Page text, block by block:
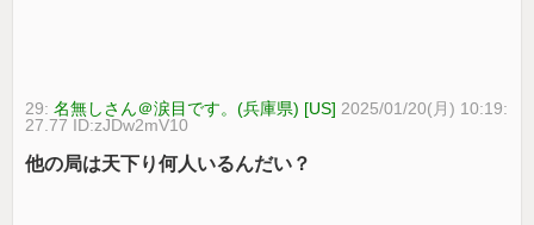
29:名無しさん＠涙目です。(兵庫県) [US] 2025/01/20(月) 10:19:
27.77 ID:zJDw2mV10
他の局は天下り何人いるんだい？